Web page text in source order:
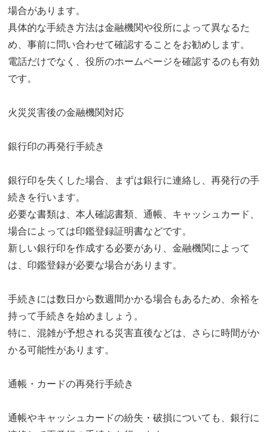
場合があります。
具体的な手続き方法は金融機関や役所によって異なるた
め、事前に問い合わせて確認することをお勧めします。
電話だけでなく、役所のホームページを確認するのも有効
です。
火災災害後の金融機関対応
銀行印の再発行手続き
銀行印を失くした場合、まずは銀行に連絡し、再発行の手
続きを行います。
必要な書類は、本人確認書類、通帳、キャッシュカード、
場合によっては印鑑登録証明書などです。
新しい銀行印を作成する必要があり、金融機関によって
は、印鑑登録が必要な場合があります。
手続きには数日から数週間かかる場合もあるため、余裕を
持って手続きを始めましょう。
特に、混雑が予想される災害直後などは、さらに時間がか
かる可能性があります。
通帳・カードの再発行手続き
通帳やキャッシュカードの紛失・破損についても、銀行に